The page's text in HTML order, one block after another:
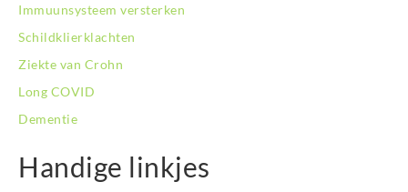
Immuunsysteem versterken
Schildklierklachten
Ziekte van Crohn
Long COVID
Dementie
Handige linkjes